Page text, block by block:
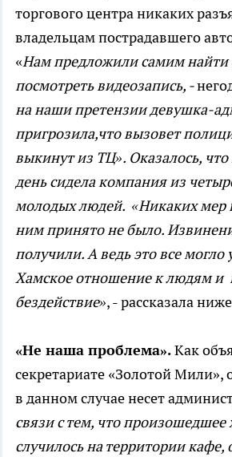
торгового центра никаких
владельцам пострадавшего
«Нам предложили самим найти
посмотреть видеозапись, -
на наши претензии девушка-
пригрозила,что вызовет
выкинут из ТЦ». Оказалось, что
день сидела компания из
молодых людей. «Никаких мер
ним принято не было.
получили. А ведь это все могло
Хамское отношение к людям и
бездействие», - рассказала
«Не наша проблема».Как
секретариате «Золотой Мили»,
в данном случае несет
связи с тем, что произошедшее
случилось на территории кафе,